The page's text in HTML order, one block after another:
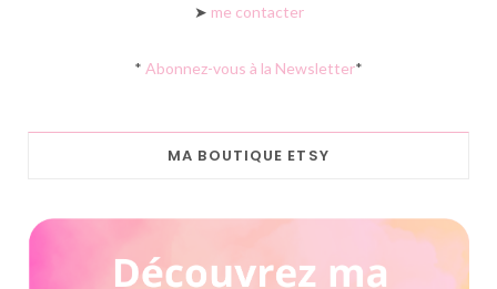
➤ me contacter
* Abonnez-vous à la Newsletter*
MA BOUTIQUE ETSY